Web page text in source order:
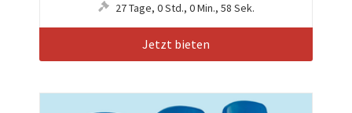
27Tage, 0Std., 0Min., 55 Sek.
Jetzt bieten